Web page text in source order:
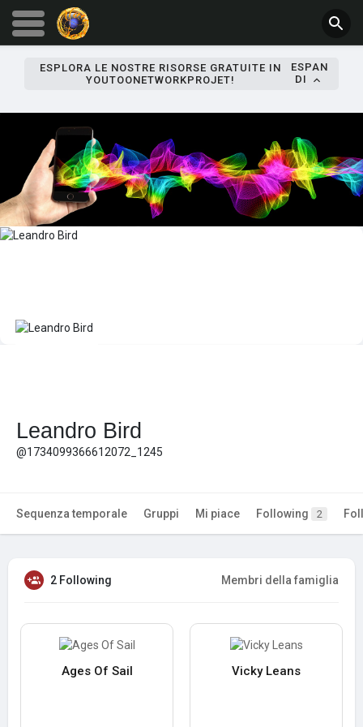
ESPLORA LE NOSTRE RISORSE GRATUITE IN
YOUTOONETWORKPROJET!
ESPAN
DI
Leandro Bird
@1734099366612072_1245
Sequenza temporale Gruppi Mi piace Following 2
2 Following Membri della famiglia
Ages Of Sail Vicky Leans